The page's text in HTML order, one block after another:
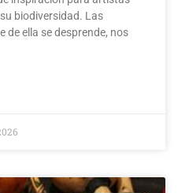
biodiversidad. Las
de ella se desprende, nos